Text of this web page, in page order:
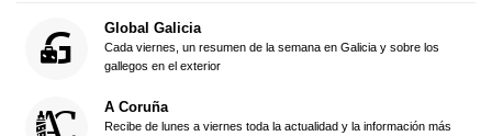
Global Galicia
Cada viernes, un resumen de la semana en Galicia y sobre los
gallegos en el exterior
A Coruña
Recibe de lunes a viernes toda la actualidad y la información más